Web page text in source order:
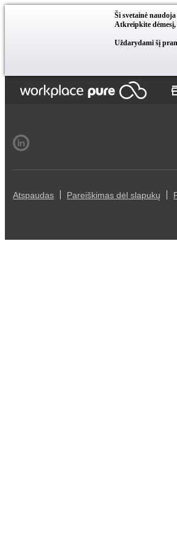
Ši svetainė
Atkreipkite
Uždarydami šį
Atspaudas Pareiškimas dėl slapukų